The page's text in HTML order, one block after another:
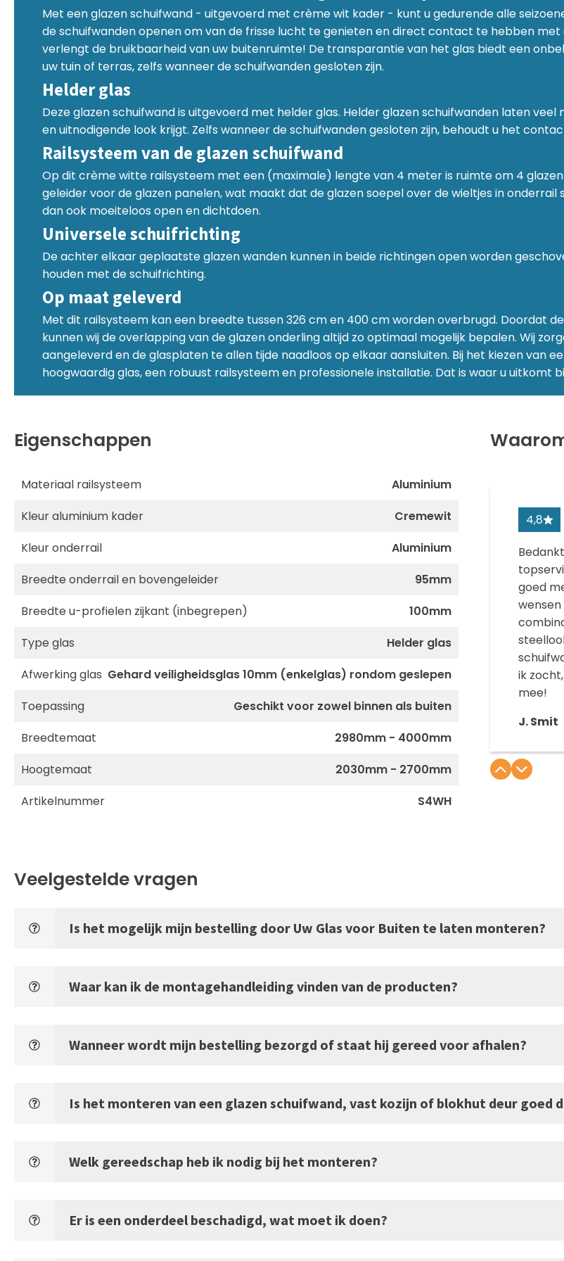
Met een glazen schuifwand - uitgevoerd met crème wit kader - kunt u gedurende alle
de schuifwanden openen om van de frisse lucht te genieten en direct contact te hebben met
verlengt de bruikbaarheid van uw buitenruimte! De transparantie van het glas biedt een
uw tuin of terras, zelfs wanneer de schuifwanden gesloten zijn.
Helder glas
Deze glazen schuifwand is uitgevoerd met helder glas. Helder glazen schuifwanden laten
en uitnodigende look krijgt. Zelfs wanneer de schuifwanden gesloten zijn, behoudt u het
Railsysteem van de glazen schuifwand
Op dit crème witte railsysteem met een (maximale) lengte van 4 meter is ruimte om 4
geleider voor de glazen panelen, wat maakt dat de glazen soepel over de wieltjes in onderrail
dan ook moeiteloos open en dichtdoen.
Universele schuifrichting
De achter elkaar geplaatste glazen wanden kunnen in beide richtingen open worden
houden met de schuifrichting.
Op maat geleverd
Met dit railsysteem kan een breedte tussen 326 cm en 400 cm worden overbrugd. Doordat
kunnen wij de overlapping van de glazen onderling altijd zo optimaal mogelijk bepalen. Wij
aangeleverd en de glasplaten te allen tijde naadloos op elkaar aansluiten. Bij het kiezen van
hoogwaardig glas, een robuust railsysteem en professionele installatie. Dat is waar u uitkomt
Eigenschappen
Materiaal railsysteem
Aluminium
Kleur aluminium kader
Cremewit
Kleur onderrail
Aluminium
Breedte onderrail en bovengeleider
95mm
Breedte u-profielen zijkant (inbegrepen)
100mm
Type glas
Helder glas
Afwerking glas Gehard veiligheidsglas 10mm (enkelglas) rondom geslepen
Toepassing
Geschikt voor zowel binnen als buiten
Breedtemaat
2980mm - 4000mm
Hoogtemaat
2030mm - 2700mm
Artikelnummer
S4WH
4,8
goed
ik
mee!
J. Smit
Veelgestelde vragen
Is het mogelijk mijn bestelling door Uw Glas voor Buiten te laten monteren?
Waar kan ik de montagehandleiding vinden van de producten?
Wanneer wordt mijn bestelling bezorgd of staat hij gereed voor afhalen?
Is het monteren van een glazen schuifwand, vast kozijn of blokhut deur goed
Welk gereedschap heb ik nodig bij het monteren?
Er is een onderdeel beschadigd, wat moet ik doen?